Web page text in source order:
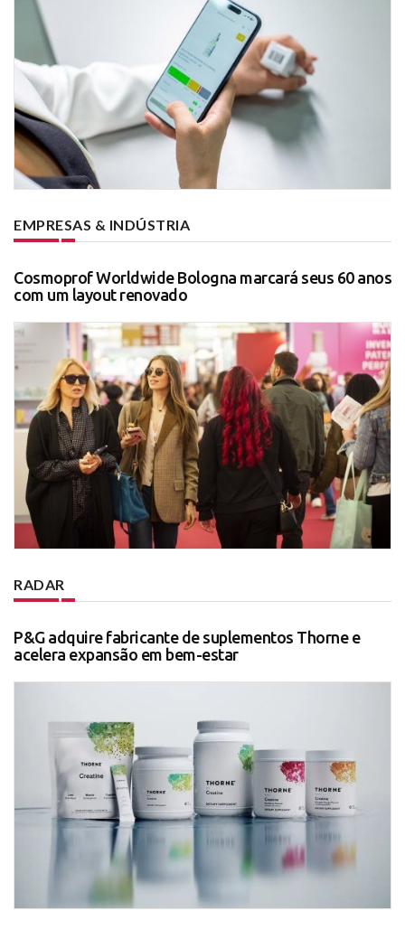
EMPRESAS & INDÚSTRIA
Cosmoprof Worldwide Bologna marcará seus 60 anos
com um layout renovado
RADAR
P&G adquire fabricante de suplementos Thorne e
acelera expansão em bem-estar